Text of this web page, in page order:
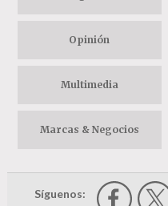
Opinión
Multimedia
Marcas & Negocios
Síguenos: